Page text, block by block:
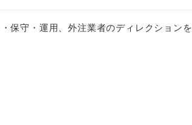
保守・運用、外注業者のディレクションを